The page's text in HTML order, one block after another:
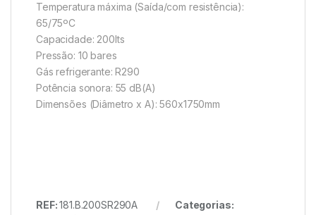
Temperatura máxima (Saída/com resistência):
65/75ºC
Capacidade: 200lts
Pressão: 10 bares
Gás refrigerante: R290
Potência sonora: 55 dB(A)
Dimensões (Diâmetro x A): 560x1750mm
REF:181.B.200SR290A
Categorias: